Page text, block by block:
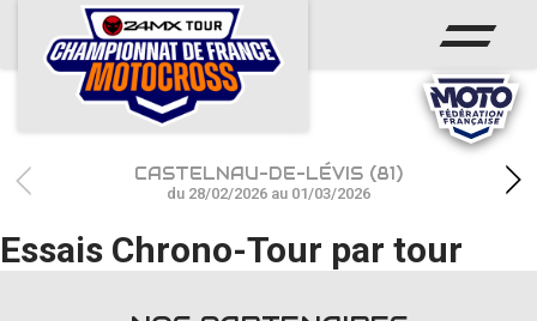
ACCUEIL
ACTUS
CALENDRIER
RÉSULTATS
PHOTOS / WEB TV
CASTELNAU-DE-LÉVIS (81)
du 28/02/2026 au 01/03/2026
Essais Chrono-Tour par tour